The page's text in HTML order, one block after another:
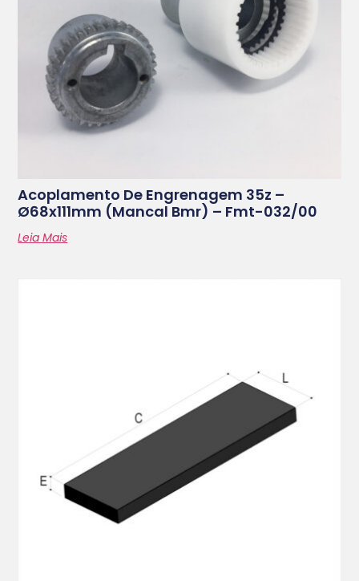
Acoplamento De Engrenagem 35z –
Ø68x111mm (mancal Bmr) – Fmt-032/00
Leia Mais